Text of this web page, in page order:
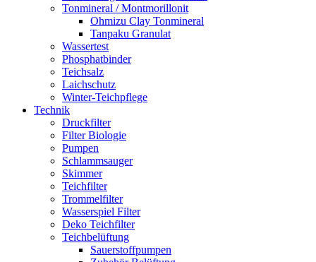
Tonmineral / Montmorillonit
Ohmizu Clay Tonmineral
Tanpaku Granulat
Wassertest
Phosphatbinder
Teichsalz
Laichschutz
Winter-Teichpflege
Technik
Druckfilter
Filter Biologie
Pumpen
Schlammsauger
Skimmer
Teichfilter
Trommelfilter
Wasserspiel Filter
Deko Teichfilter
Teichbelüftung
Sauerstoffpumpen